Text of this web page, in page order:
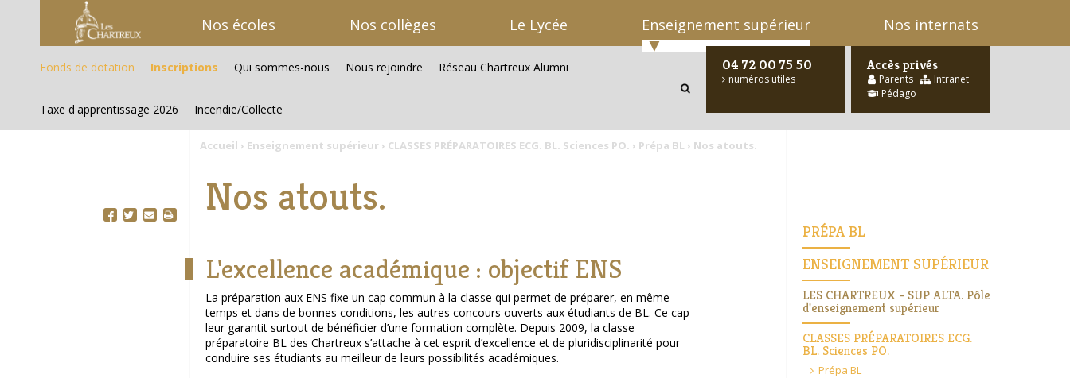
Nos écoles Nos collèges Le Lycée Enseignement supérieur Nos internats
04 72 00 75 50
numéros utiles
Accès privés
Parents
Intranet
Pédago
Fonds de dotation Inscriptions Qui sommes-nous Nous rejoindre Réseau Chartreux Alumni
Taxe d'apprentissage 2026 Incendie/Collecte
Accueil › Enseignement supérieur › CLASSES PRÉPARATOIRES ECG. BL. Sciences PO. › Prépa BL › Nos atouts.
Nos atouts.
L'excellence académique : objectif ENS
La préparation aux ENS fixe un cap commun à la classe qui permet de préparer, en même
temps et dans de bonnes conditions, les autres concours ouverts aux étudiants de BL. Ce cap
leur garantit surtout de bénéficier d’une formation complète. Depuis 2009, la classe
préparatoire BL des Chartreux s’attache à cet esprit d’excellence et de pluridisciplinarité pour
conduire ses étudiants au meilleur de leurs possibilités académiques.
Navigation
PRÉPA BL
ENSEIGNEMENT SUPÉRIEUR
LES CHARTREUX - SUP ALTA. Pôle
d'enseignement supérieur
CLASSES PRÉPARATOIRES ECG.
BL. Sciences PO.
Prépa BL